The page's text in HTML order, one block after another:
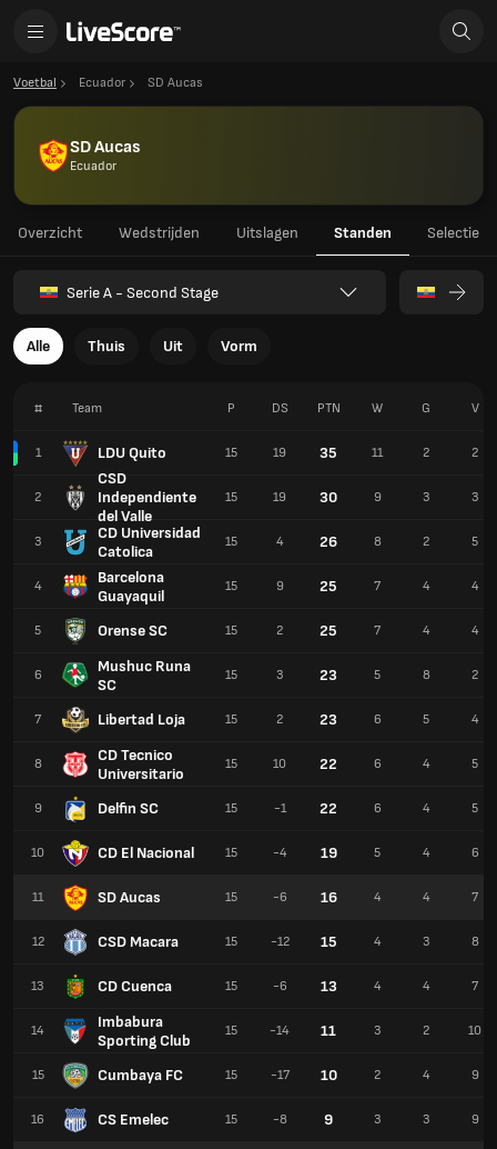
Voetbal Ecuador SD Aucas
SD Aucas
Ecuador
Overzicht Wedstrijden Uitslagen Standen Selectie
Serie A - Second Stage
Alle Thuis Uit Vorm
# Team
1 LDU Quito
2
CSD
Independiente
del Valle
3
CD Universidad
Catolica
4
Barcelona
Guayaquil
5 Orense SC
6
Mushuc Runa
SC
7 Libertad Loja
8
CD Tecnico
Universitario
9 Delfin SC
10 CD El Nacional
11 SD Aucas
12 CSD Macara
13 CD Cuenca
14
Imbabura
Sporting Club
15 Cumbaya FC
16 CS Emelec
P DS PTN W G V
15 19 35 11 2 2
15 19 30 9 3 3
15 4 26 8 2 5
15 9 25 7 4 4
15 2 25 7 4 4
15 3 23 5 8 2
15 2 23 6 5 4
15 10 22 6 4 5
15 -1 22 6 4 5
15 -4 19 5 4 6
15 -6 16 4 4 7
15 -12 15 4 3 8
15 -6 13 4 4 7
15 -14 11 3 2 10
15 -17 10 2 4 9
15 -8 9 3 3 9